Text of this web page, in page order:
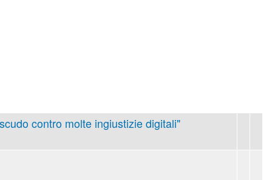
contro molte ingiustizie digitali"